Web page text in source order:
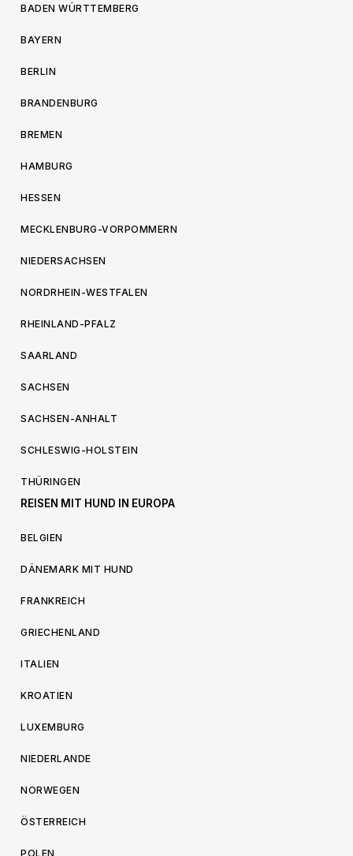
BADEN WÜRTTEMBERG
BAYERN
BERLIN
BRANDENBURG
BREMEN
HAMBURG
HESSEN
MECKLENBURG-VORPOMMERN
NIEDERSACHSEN
NORDRHEIN-WESTFALEN
RHEINLAND-PFALZ
SAARLAND
SACHSEN
SACHSEN-ANHALT
SCHLESWIG-HOLSTEIN
THÜRINGEN
REISEN MIT HUND IN EUROPA
BELGIEN
DÄNEMARK MIT HUND
FRANKREICH
GRIECHENLAND
ITALIEN
KROATIEN
LUXEMBURG
NIEDERLANDE
NORWEGEN
ÖSTERREICH
POLEN